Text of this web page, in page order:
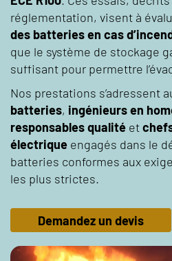
réglementation, visent à
des batteries en cas
que le système de stockage
suffisant pour permettre
Nos prestations s’adressent
batteries, ingénieurs en
responsables qualité et
électrique engagés dans le
batteries conformes aux
les plus strictes.
Demandez un devis